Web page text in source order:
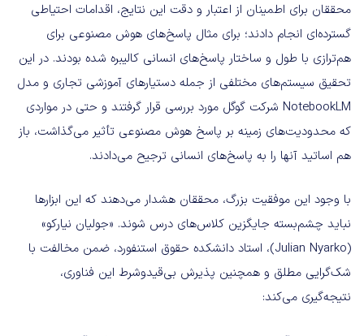
محققان برای اطمینان از اعتبار و دقت این نتایج، اقدامات احتیاطی
گسترده‌ای انجام دادند؛ برای مثال پاسخ‌های هوش مصنوعی برای
هم‌ترازی با طول و ساختار پاسخ‌های انسانی کالیبره شده بودند. در این
تحقیق سیستم‌های مختلفی از جمله دستیارهای آموزشی تجاری و مدل
NotebookLM شرکت گوگل مورد بررسی قرار گرفتند و حتی در مواردی
که محدودیت‌های زمینه بر پاسخ هوش مصنوعی تأثیر می‌گذاشت، باز
هم اساتید آنها را به پاسخ‌های انسانی ترجیح می‌دادند.
با وجود این موفقیت بزرگ، محققان هشدار می‌دهند که این ابزارها
نباید چشم‌بسته جایگزین کلاس‌های درس شوند. «جولیان نیارکو»
(Julian Nyarko)، استاد دانشکده حقوق استنفورد، ضمن مخالفت با
شک‌گرایی مطلق و همچنین پذیرش بی‌قیدوشرط این فناوری،
نتیجه‌گیری می‌کند: